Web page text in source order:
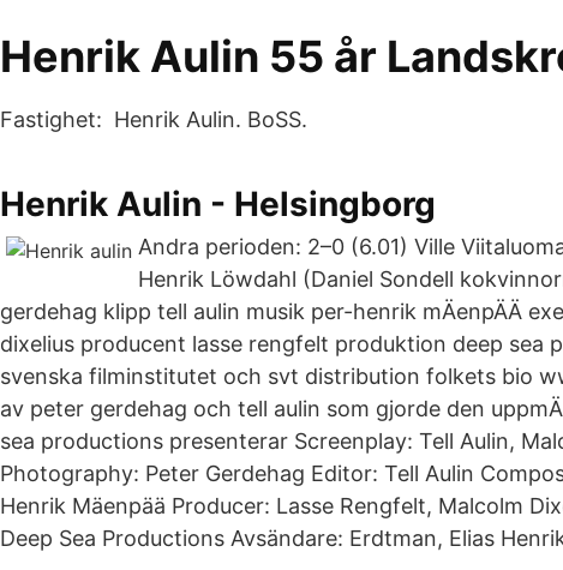
Henrik Aulin 55 år
Fastighet: Henrik Aulin. BoSS.
Henrik Aulin - Helsingborg
Andra perioden: 2–0 (6.01) Ville
Henrik Löwdahl (Daniel Sondell
gerdehag klipp tell aulin musik per-henrik mÄenpÄÄ
dixelius producent lasse rengfelt produktion deep sea
svenska filminstitutet och svt distribution folkets bio
av peter gerdehag och tell aulin som gjorde den
sea productions presenterar Screenplay: Tell Aulin,
Photography: Peter Gerdehag Editor: Tell Aulin
Henrik Mäenpää Producer: Lasse Rengfelt, Malcolm
Deep Sea Productions Avsändare: Erdtman, Elias